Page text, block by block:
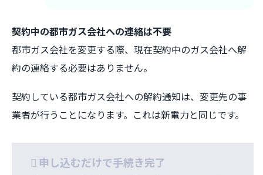
契約中の都市ガス会社への連絡は不要
都市ガス会社を変更する際、現在契約中のガス会社へ解
約の連絡する必要はありません。
契約している都市ガス会社への解約通知は、変更先の事
業者が行うことになります。これは新電力と同じです。
申し込むだけで手続き完了